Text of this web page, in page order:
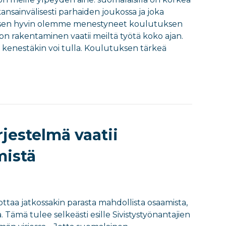
parhaiden joukossa ja joka
hyvin olemme menestyneet koulutuksen
rakentaminen vaatii meiltä työtä koko ajan.
kenestäkin voi tulla. Koulutuksen tärkeä
vaatii
jatkossakin parasta mahdollista osaamista,
tulee selkeästi esille Sivistystyönantajien